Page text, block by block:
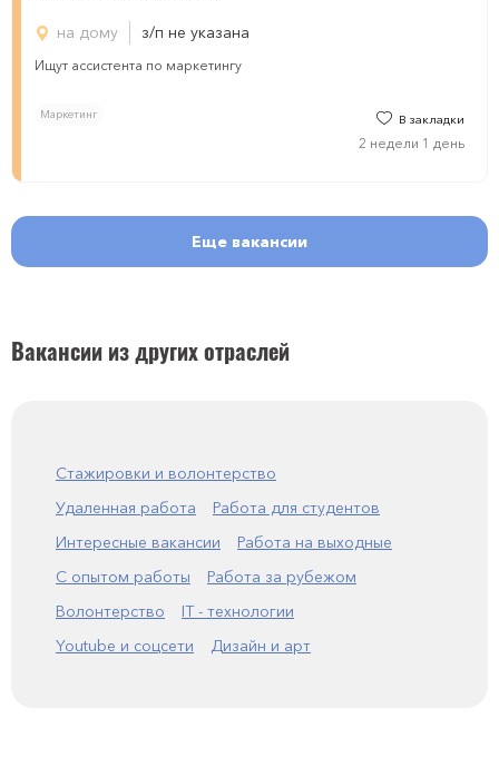
на дому з/п не указана
Ищут ассистента по маркетингу
Маркетинг В закладки
2 недели 1 день
Еще вакансии
Вакансии из других отраслей
Стажировки и волонтерство
Удаленная работа
Работа для студентов
Интересные вакансии
Работа на выходные
С опытом работы
Работа за рубежом
Волонтерство
IT - технологии
Youtube и соцсети
Дизайн и арт